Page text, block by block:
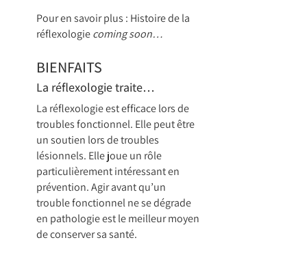
Pour en savoir plus : Histoire de la
réflexologiecoming soon…
BIENFAITS
La réflexologie traite…
La réflexologie est efficace lors de
troubles fonctionnel. Elle peut être
un soutien lors de troubles
lésionnels. Elle joue un rôle
particulièrement intéressant en
prévention. Agir avant qu’un
trouble fonctionnel ne se dégrade
en pathologie est le meilleur moyen
de conserver sa santé.